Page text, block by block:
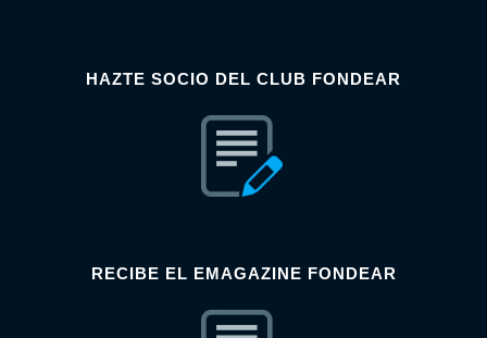
HAZTE SOCIO DEL CLUB FONDEAR
RECIBE EL EMAGAZINE FONDEAR